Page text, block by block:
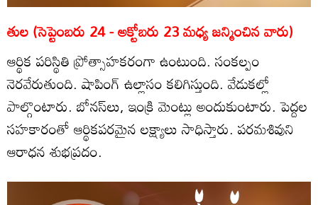
తుల (సెప్టెంబరు 24 - అక్టోబరు 23 మధ్య జన్మించిన వారు)
ఆర్థిక పరిస్థితి ప్రోత్సాహకరంగా ఉంటుంది. సంకల్పం
నెరవేరుతుంది. షాపింగ్‌ ఉల్లాసం కలిగిస్తుంది. వేడుకల్లో
పాల్గొంటారు. బోనస్‌లు, ఇంక్రి మెంట్లు అందుకుంటారు. పెద్దల
సహకారంతో ఆర్థికపరమైన లక్ష్యాలు సాధిస్తారు. పరమశివుని
ఆరాధన శుభప్రదం.